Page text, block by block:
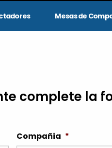
Mesas de
complete la
Compañia *